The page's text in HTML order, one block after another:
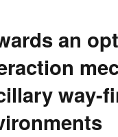
an
way-